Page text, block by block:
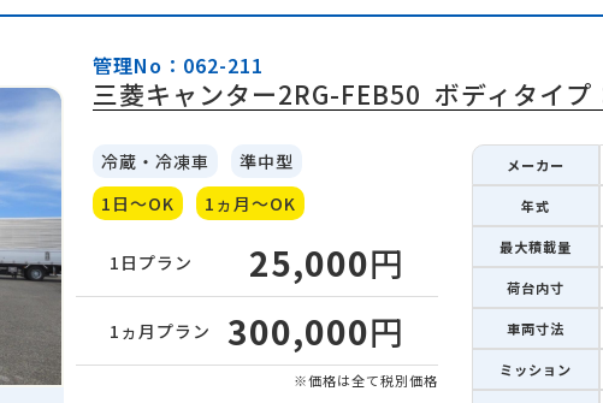
管理No：062-211
三菱キャンター2RG-FEB50 ボディタイプ
冷蔵・冷凍車
準中型
1日～OK
1ヵ月～OK
1日 プラン 25,000円
1ヵ月 プラン 300,000円
※価格は全て税別価格
メーカー
年式
最大積載量
荷台内寸
車両寸法
ミッション